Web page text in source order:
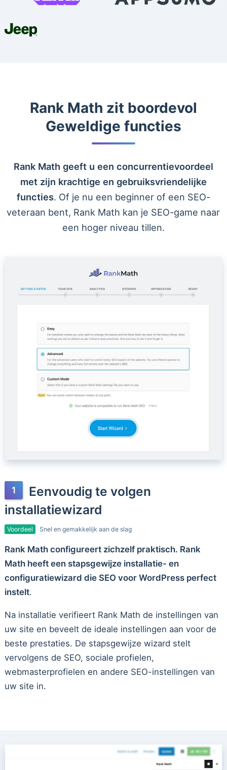
Rank Math zit boordevol
Geweldige functies
Rank Math geeft u een concurrentievoordeel
met zijn krachtige en gebruiksvriendelijke
functies. Of je nu een beginner of een SEO-
veteraan bent, Rank Math kan je SEO-game naar
een hoger niveau tillen.
Eenvoudig te volgen
installatiewizard
Voordeel Snel en gemakkelijk aan de slag
Rank Math configureert zichzelf praktisch. Rank
Math heeft een stapsgewijze installatie- en
configuratiewizard die SEO voor WordPress perfect
instelt.
Na installatie verifieert Rank Math de instellingen van
uw site en beveelt de ideale instellingen aan voor de
beste prestaties. De stapsgewijze wizard stelt
vervolgens de SEO, sociale profielen,
webmasterprofielen en andere SEO-instellingen van
uw site in.